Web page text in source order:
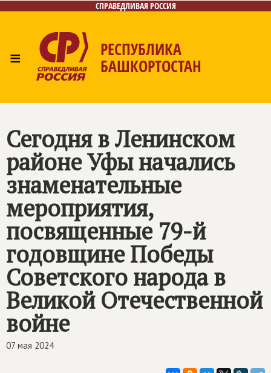
СПРАВЕДЛИВАЯ РОССИЯ
≡ РЕСПУБЛИКА
БАШКОРТОСТАН
Контакты
Сегодня в Ленинском
районе Уфы начались
знаменательные
мероприятия,
посвященные 79-й
годовщине Победы
Советского народа в
Великой Отечественной
войне
07 мая 2024